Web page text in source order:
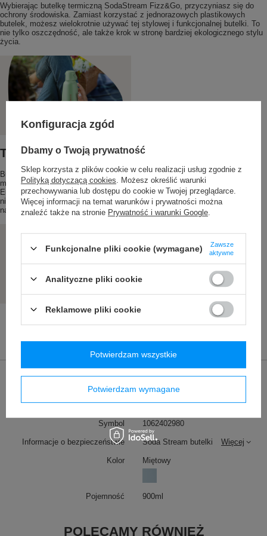
Wybierając butelkę termiczną SodaStream Fizz&Go, przyczyniasz się do
ochrony środowiska. Zamiast korzystać z jednorazowych plastikowych
butelek, możesz wielokrotnie używać tej stylowej i funkcjonalnej butelki. To
nie tylko oszczędność, ale także krok w stronę bardziej ekologicznego stylu
życia.
Trwałość i Wygoda Użytkowania
Butelka SodaStream Fizz&Go została wykonana z wysokiej jakości
materiałów, które gwarantują jej trwałość i odporność na uszkodzenia.
Ergonomiczny kształt i lekkość sprawiają, że jest wygodna w użytkowaniu,
niezależnie od tego, gdzie się znajdujesz. Idealnie sprawdza się w podróży,
na spacerze czy podczas intensywnego dnia w pracy.
Marka SodaStream
produkt na terenie UE
SodaStream Poland Sp. z
o.o.
Więcej
Symbol 1062402980
Informacje o bezpieczeństwie Soda Stream butelki Więcej
Kolor Miętowy
Pojemność 900ml
POLECAMY RÓWNIEŻ
Konfiguracja zgód
Dbamy o Twoją prywatność
Sklep korzysta z plików cookie w celu realizacji usług zgodnie z
Polityką dotyczącą cookies . Możesz określić warunki
przechowywania lub dostępu do cookie w Twojej przeglądarce.
Więcej informacji na temat warunków i prywatności można
znaleźć także na stronie Prywatność i warunki Google
Funkcjonalne pliki cookie (wymagane)
Zawsze
aktywne
Analityczne pliki cookie
Reklamowe pliki cookie
Potwierdzam wymagane
Potwierdzam wszystkie